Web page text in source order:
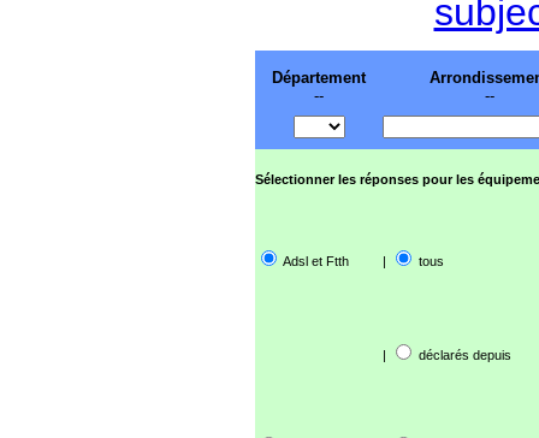
Département
--
--
Sélectionner les réponses pour les
Adsl et Ftth | tous
| déclarés depuis